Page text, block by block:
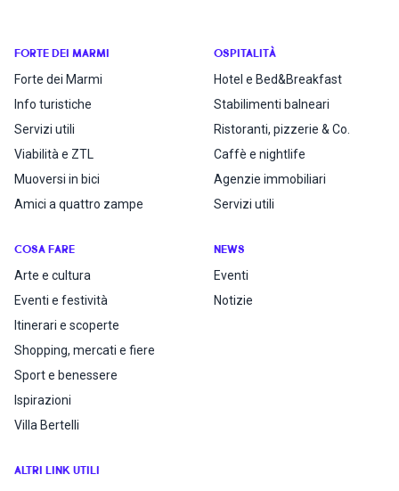
FORTE DEI MARMI
Forte dei Marmi
Info turistiche
Servizi utili
Viabilità e ZTL
Muoversi in bici
Amici a quattro zampe
OSPITALITÀ
Hotel e Bed&Breakfast
Stabilimenti balneari
Ristoranti, pizzerie & Co.
Caffè e nightlife
Agenzie immobiliari
Servizi utili
COSA FARE
Arte e cultura
Eventi e festività
Itinerari e scoperte
Shopping, mercati e fiere
Sport e benessere
Ispirazioni
Villa Bertelli
NEWS
Eventi
Notizie
ALTRI LINK UTILI